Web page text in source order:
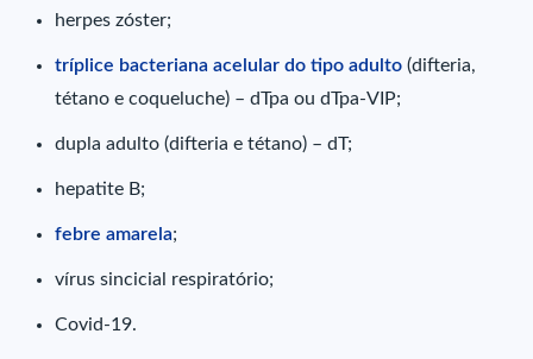
herpes zóster;
tríplice bacteriana acelular do tipo adulto (difteria,
tétano e coqueluche) – dTpa ou dTpa-VIP;
dupla adulto (difteria e tétano) – dT;
hepatite B;
febre amarela;
vírus sincicial respiratório;
Covid-19.